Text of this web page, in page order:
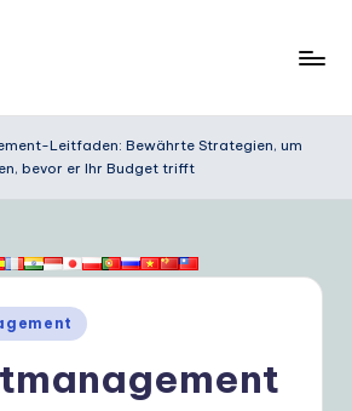
Leitfaden: Bewährte Strategien, um
bevor er Ihr Budget trifft